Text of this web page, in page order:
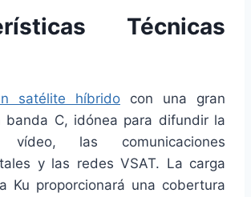
Técnicas
satélite híbrido con una gran
banda C, idónea para difundir la
las comunicaciones
y las redes VSAT. La carga
Ku proporcionará una cobertura